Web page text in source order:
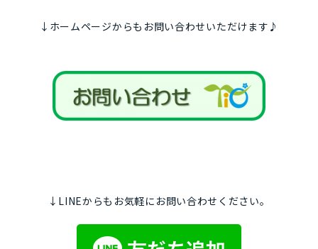
↓ホームページからもお問い合わせいただけます♪
↓LINEからもお気軽にお問い合わせください。